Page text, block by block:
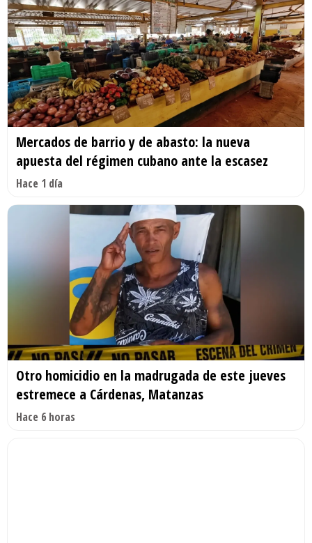
Mercados de barrio y de abasto: la nueva
apuesta del régimen cubano ante la escasez
Hace 1 día
Otro homicidio en la madrugada de este jueves
estremece a Cárdenas, Matanzas
Hace 6 horas